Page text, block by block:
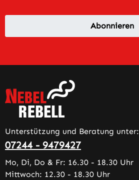
Abonnieren
Unterstützung und Beratung unter:
07244 - 9479427
Mo, Di, Do & Fr: 16.30 - 18.30 Uhr
Mittwoch: 12.30 - 18.30 Uhr